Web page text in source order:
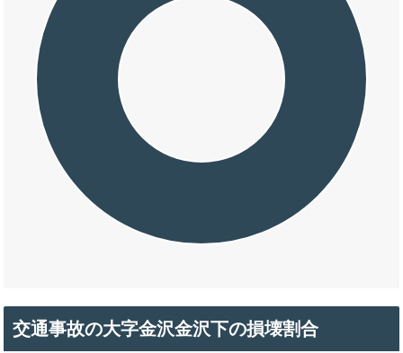
交通事故の大字金沢金沢下の損壊割合